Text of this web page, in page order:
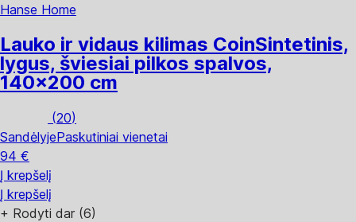
Hanse Home
Lauko ir vidaus kilimas CoinSintetinis,
lygus, šviesiai pilkos spalvos,
140x200 cm
(20)
SandėlyjePaskutiniai vienetai
94 €
Į krepšelį
Į krepšelį
+ Rodyti dar (6)